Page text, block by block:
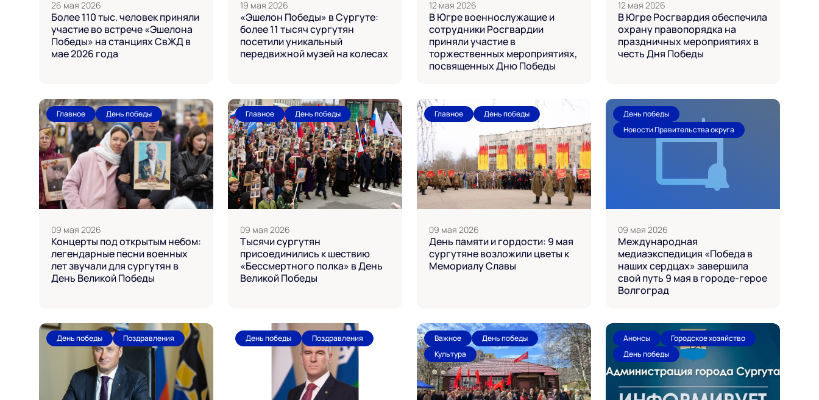
26 мая 2026
Более 110 тыс. человек приняли
участие во встрече «Эшелона
Победы» на станциях СвЖД в
мае 2026 года
19 мая 2026
«Эшелон Победы» в Сургуте:
более 11 тысяч сургутян
посетили уникальный
передвижной музей на колесах
12 мая 2026
В Югре военнослужащие и
сотрудники Росгвардии
приняли участие в
торжественных мероприятиях,
посвященных Дню Победы
12 мая 2026
В Югре Росгвардия обеспечила
охрану правопорядка на
праздничных мероприятиях в
честь Дня Победы
Главное День победы
09 мая 2026
Концерты под открытым небом:
легендарные песни военных
лет звучали для сургутян в
День Великой Победы
Главное День победы
09 мая 2026
Тысячи сургутян
присоединились к шествию
«Бессмертного полка» в День
Великой Победы
Главное День победы
09 мая 2026
День памяти и гордости: 9 мая
сургутяне возложили цветы к
Мемориалу Славы
День победы
Новости Правительства округа
09 мая 2026
Международная
медиаэкспедиция «Победа в
наших сердцах» завершила
свой путь 9 мая в городе-герое
Волгоград
День победы Поздравления День победы Поздравления Важное
День победы
Культура
Анонсы
Городское хозяйство
День победы